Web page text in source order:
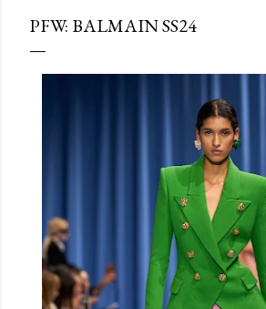
PFW: BALMAIN SS24